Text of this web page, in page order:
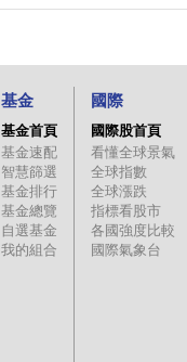
基金
基金首頁
基金速配
智慧篩選
基金排行
基金總覽
自選基金
我的組合
國際
國際股首頁
看懂全球景氣
全球指數
全球漲跌
指標看股市
各國強度比較
國際氣象台